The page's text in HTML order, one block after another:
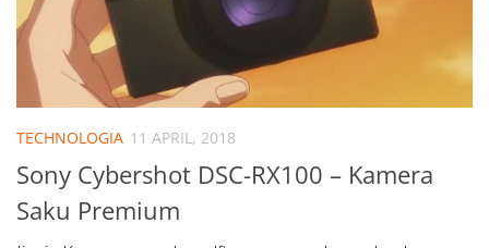
TECHNOLOGIA 11 APRIL, 2018
Sony Cybershot DSC-RX100 – Kamera
Saku Premium